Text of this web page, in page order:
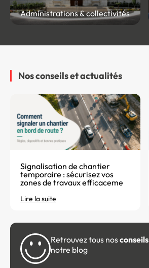
Administrations & collectivités
Nos conseilset actualités
Signalisation de chantier
temporaire : sécurisez vos
zones de travaux efficaceme
Lire la suite
Retrouvez tous nosconseils
notre blog